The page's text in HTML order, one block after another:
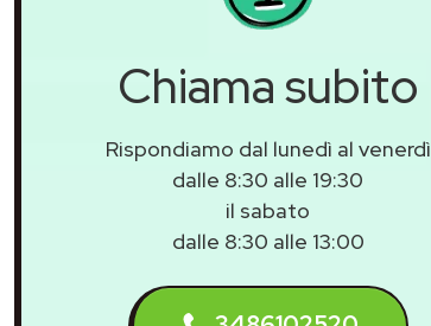
Chiama subito
Rispondiamo dal lunedì al venerdì
dalle 8:30 alle 19:30
il sabato
dalle 8:30 alle 13:00